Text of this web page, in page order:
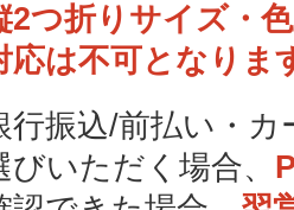
2つ折りサイズ・
応は不可となりま
行振込/前払い・
びいただく場合、